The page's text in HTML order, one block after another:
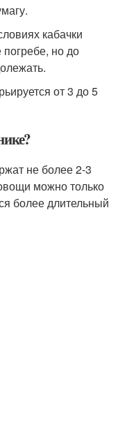
кабачки
но до
от 3 до 5
не более 2-3
можно только
более длительный